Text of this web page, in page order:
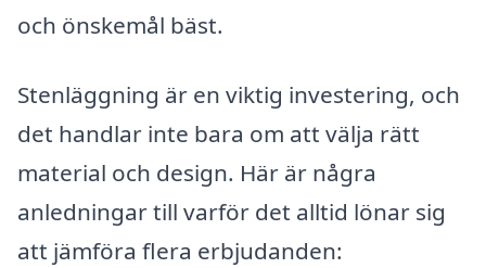
och önskemål bäst.
Stenläggning är en viktig investering, och
det handlar inte bara om att välja rätt
material och design. Här är några
anledningar till varför det alltid lönar sig
att jämföra flera erbjudanden: